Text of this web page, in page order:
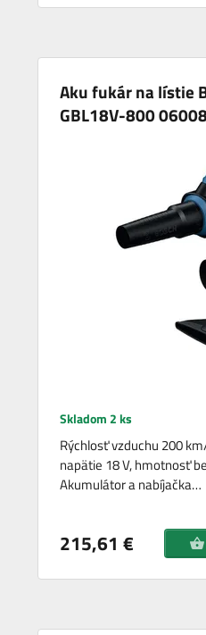
Aku fukár na lístie
GBL18V-800
Skladom 2 ks
Rýchlosť vzduchu 200
napätie 18 V, hmotnosť
Akumulátor a nabíjačka…
215,61 €